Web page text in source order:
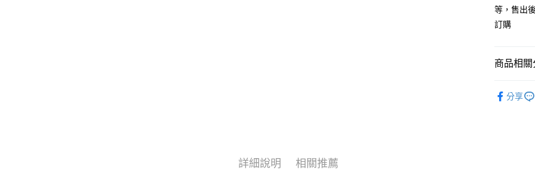
全盈+PAY
運送方式
宅配
等，售出
訂購
商品相關
分享
詳細說明 相關推薦